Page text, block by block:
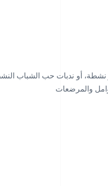
نشطة، أو ندبات حب الشباب
والمرضعات